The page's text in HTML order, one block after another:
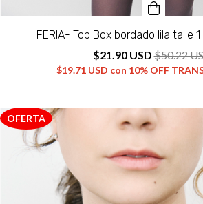
FERIA- Top Box bordado lila talle 1
$21.90 USD$50.22
$19.71 USD con 10% OFF